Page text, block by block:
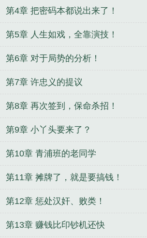
第4章 把密码本都说出来了！
第5章 人生如戏，全靠演技！
第6章 对于局势的分析！
第7章 许忠义的提议
第8章 再次签到，保命杀招！
第9章 小丫头要来了？
第10章 青浦班的老同学
第11章 摊牌了，就是要搞钱！
第12章 惩处汉奸、败类！
第13章 赚钱比印钞机还快